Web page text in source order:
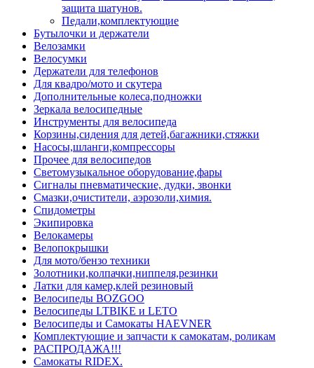
защита шатунов.
Педали,комплектующие
Бутылочки и держатели
Велозамки
Велосумки
Держатели для телефонов
Для квадро/мото и скутера
Дополнительные колеса,подножки
Зеркала велосипедные
Инструменты для велосипеда
Корзины,сидения для детей,багажники,стяжки
Насосы,шланги,компрессоры
Прочее для велосипедов
Светомузыкальное оборудование,фары
Сигналы пневматические, дудки, звонки
Смазки,очистители, аэрозоли,химия.
Спидометры
Экипировка
Велокамеры
Велопокрышки
Для мото/бензо техники
Золотники,колпачки,ниппеля,резинки
Латки для камер,клей резиновый
Велосипеды BOZGOO
Велосипеды LTBIKE и LETO
Велосипеды и Самокаты HAEVNER
Комплектующие и запчасти к самокатам, роликам
РАСПРОДАЖА!!!
Самокаты RIDEX.